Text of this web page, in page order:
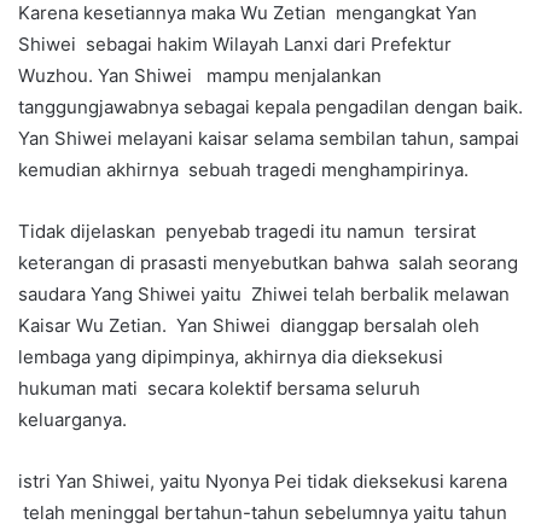
Karena kesetiannya maka Wu Zetian mengangkat Yan
Shiwei sebagai hakim Wilayah Lanxi dari Prefektur
Wuzhou. Yan Shiwei mampu menjalankan
tanggungjawabnya sebagai kepala pengadilan dengan baik.
Yan Shiwei melayani kaisar selama sembilan tahun, sampai
kemudian akhirnya sebuah tragedi menghampirinya.
Tidak dijelaskan penyebab tragedi itu namun tersirat
keterangan di prasasti menyebutkan bahwa salah seorang
saudara Yang Shiwei yaitu Zhiwei telah berbalik melawan
Kaisar Wu Zetian. Yan Shiwei dianggap bersalah oleh
lembaga yang dipimpinya, akhirnya dia dieksekusi
hukuman mati secara kolektif bersama seluruh
keluarganya.
istri Yan Shiwei, yaitu Nyonya Pei tidak dieksekusi karena
telah meninggal bertahun-tahun sebelumnya yaitu tahun